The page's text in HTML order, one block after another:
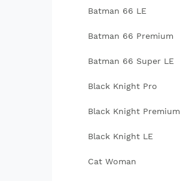
Batman 66 LE
Batman 66 Premium
Batman 66 Super LE
Black Knight Pro
Black Knight Premium
Black Knight LE
Cat Woman